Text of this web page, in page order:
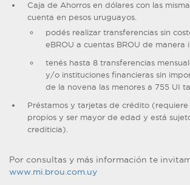
Caja de Ahorros en dólares con las
cuenta en pesos uruguayos.
podés realizar transferencias sin
eBROU a cuentas BROU de manera
tenés hasta 8 transferencias
y/o instituciones financieras sin
de la novena las menores a 755 UI
Préstamos y tarjetas de crédito
propios y ser mayor de edad y está
crediticia).
Por consultas y más información te
www.mi.brou.com.uy